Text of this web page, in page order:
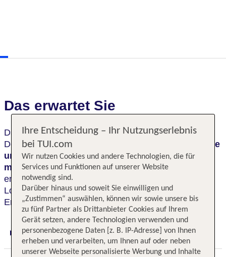
Das erwartet Sie
Das am Fuße der Niederen Tatra im Tal Demänová
Dolina gelegene Boutiquehotel ist als
Oase der Ruhe
und Entspannungbekannt. DerWellnessbereich
mit Bergstrandlässt Gäste zur Ruhe kommen und
entschleunigen. Ob mit einem Buch in der
Lobbylounge oder beim Lauschen des Baches -
Entspannung ist hier garantiert!
Digitaler und telefonischer 24/7 TUI Service
Ihre Entscheidung – Ihr Nutzungserlebnis
bei TUI.com
Wir nutzen Cookies und andere Technologien, die für
Services und Funktionen auf unserer Website
notwendig sind.
Darüber hinaus und soweit Sie einwilligen und
„Zustimmen“ auswählen, können wir sowie unsere bis
zu fünf Partner als Drittanbieter Cookies auf Ihrem
Gerät setzen, andere Technologien verwenden und
personenbezogene Daten [z. B. IP-Adresse] von Ihnen
erheben und verarbeiten, um Ihnen auf oder neben
unserer Webseite personalisierte Werbung und Inhalte